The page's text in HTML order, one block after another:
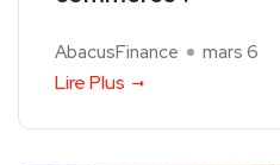
AbacusFinance mars 6
Lire Plus